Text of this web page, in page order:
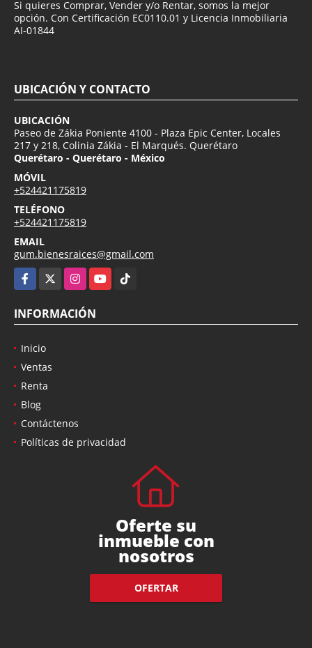
Si quieres Comprar, Vender y/o Rentar, somos la mejor
opción. Con Certificación EC0110.01 y Licencia Inmobiliaria
AI-01844
UBICACIÓN Y CONTACTO
UBICACIÓN
Paseo de Zákia Poniente 4100 - Plaza Epic Center, Locales
217 y 218, Colinia Zákia - El Marqués. Querétaro
Querétaro - Querétaro - México
MÓVIL
+524421175819
TELÉFONO
+524421175819
EMAIL
gum.bienesraices@gmail.com
Facebook
InstagramYouTubeTikTok
INFORMACIÓN
Inicio
Ventas
Renta
Blog
Contáctenos
Políticas de privacidad
Oferte su
inmueble con
nosotros
OFERTAR